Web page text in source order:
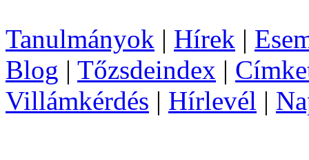
Tanulmányok | Hírek |
Blog | Tőzsdeindex |
Villámkérdés | Hírlevél |